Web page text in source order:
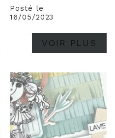
Posté le
16/05/2023
VOIR PLUS